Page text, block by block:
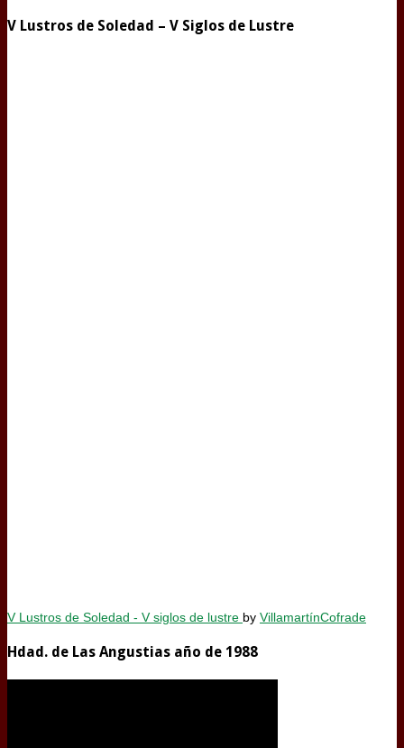
V Lustros de Soledad – V Siglos de Lustre
V Lustros de Soledad - V siglos de lustre by VillamartínCofrade
Hdad. de Las Angustias año de 1988